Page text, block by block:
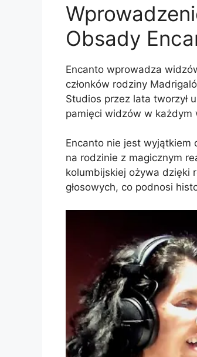
Obsady
Encanto wprowadza
członków rodziny
Studios przez lata tworzył
pamięci widzów w każdym
Encanto nie jest
na rodzinie z magicznym
kolumbijskiej ożywa dzięki
głosowych, co podnosi